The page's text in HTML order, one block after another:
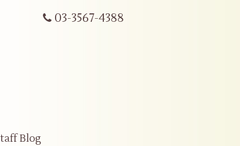
03-3567-4388
Blog